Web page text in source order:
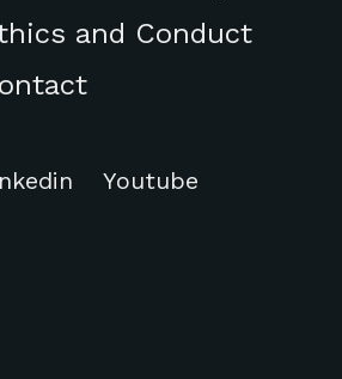
and Conduct
Youtube